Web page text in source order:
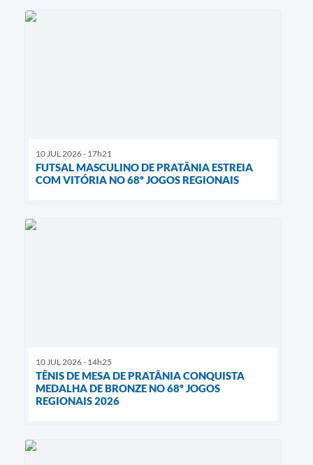
10 JUL 2026 - 17h21
FUTSAL MASCULINO DE PRATÂNIA ESTREIA
COM VITÓRIA NO 68º JOGOS REGIONAIS
10 JUL 2026 - 14h25
TÊNIS DE MESA DE PRATÂNIA CONQUISTA
MEDALHA DE BRONZE NO 68º JOGOS
REGIONAIS 2026